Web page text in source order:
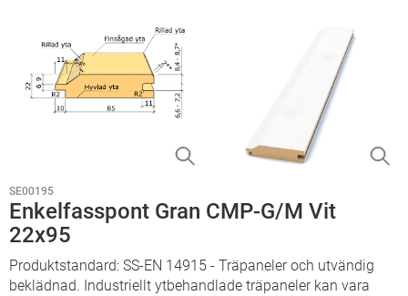
SE00195
Enkelfasspont Gran CMP-G/M Vit
22x95
Produktstandard: SS-EN 14915 - Träpaneler och utvändig
beklädnad. Industriellt ytbehandlade träpaneler kan vara